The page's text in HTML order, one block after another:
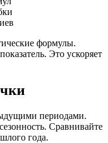
формулы.
Это ускоряет
периодами.
Сравнивайте
года.